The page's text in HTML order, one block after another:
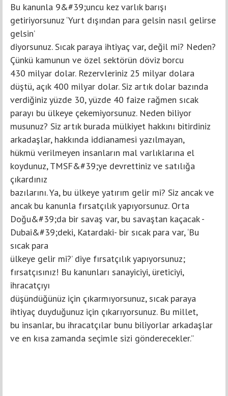
Bu kanunla 9&#39;uncu kez varlık barışı
getiriyorsunuz ‘Yurt dışından para gelsin nasıl gelirse
gelsin’
diyorsunuz. Sıcak paraya ihtiyaç var, değil mi? Neden?
Çünkü kamunun ve özel sektörün döviz borcu
430 milyar dolar. Rezervleriniz 25 milyar dolara
düştü, açık 400 milyar dolar. Siz artık dolar bazında
verdiğiniz yüzde 30, yüzde 40 faize rağmen sıcak
parayı bu ülkeye çekemiyorsunuz. Neden biliyor
musunuz? Siz artık burada mülkiyet hakkını bitirdiniz
arkadaşlar, hakkında iddianamesi yazılmayan,
hükmü verilmeyen insanların mal varlıklarına el
koydunuz, TMSF&#39;ye devrettiniz ve satılığa
çıkardınız
bazılarını. Ya, bu ülkeye yatırım gelir mi? Siz ancak ve
ancak bu kanunla fırsatçılık yapıyorsunuz. Orta
Doğu&#39;da bir savaş var, bu savaştan kaçacak -
Dubai&#39;deki, Katardaki- bir sıcak para var, ‘Bu
sıcak para
ülkeye gelir mi?’ diye fırsatçılık yapıyorsunuz;
fırsatçısınız! Bu kanunları sanayiciyi, üreticiyi,
ihracatçıyı
düşündüğünüz için çıkarmıyorsunuz, sıcak paraya
ihtiyaç duyduğunuz için çıkarıyorsunuz. Bu millet,
bu insanlar, bu ihracatçılar bunu biliyorlar arkadaşlar
ve en kısa zamanda seçimle sizi gönderecekler.”